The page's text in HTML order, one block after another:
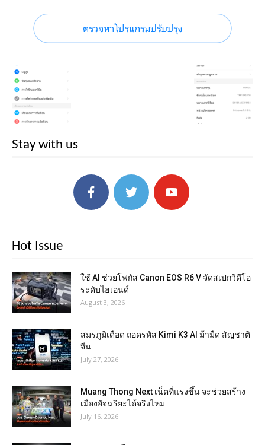
Stay with us
Hot Issue
ใช้ AI ช่วยโฟกัส Canon EOS R6 V จัดสเปกวิดีโอ
ระดับไฮเอนด์
August 3, 2026
สมรภูมิเดือด ถอดรหัส Kimi K3 AI ม้ามืด สัญชาติ
จีน
July 27, 2026
Muang Thong Next เน็ตที่แรงขึ้น จะช่วยสร้าง
เมืองอัจฉริยะได้จริงไหม
July 16, 2026